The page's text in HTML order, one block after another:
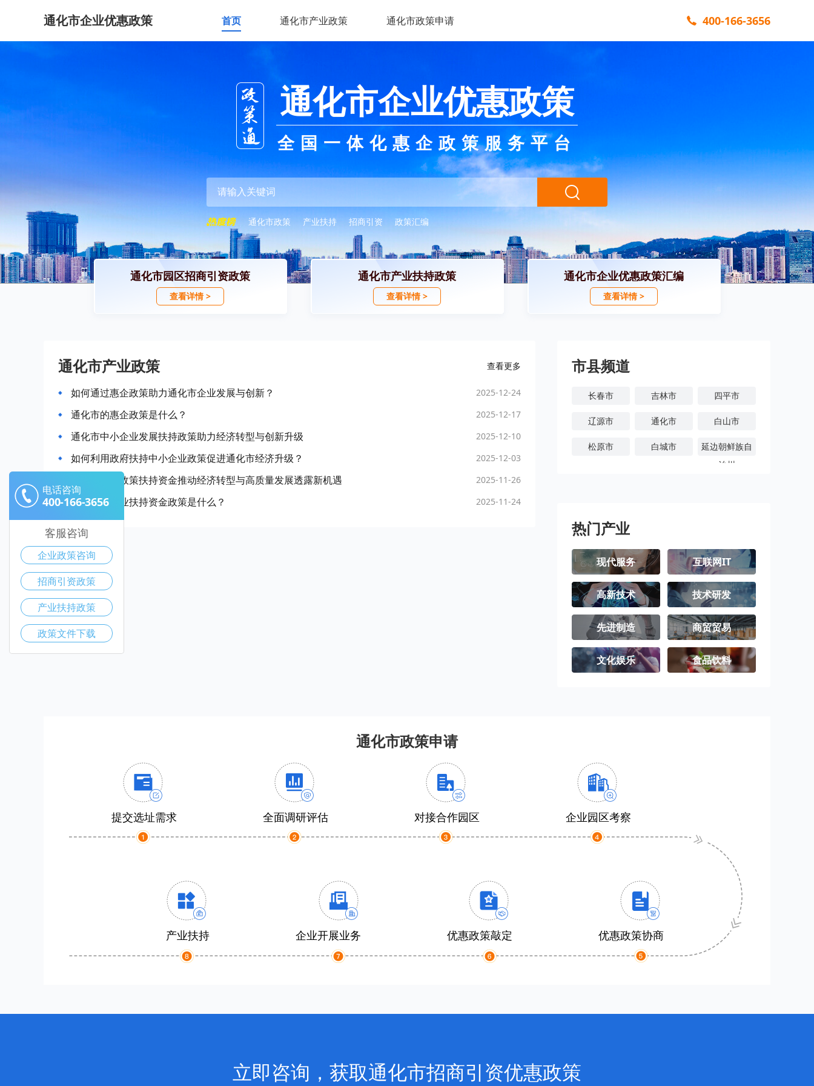
通化市企业优惠政策 首页 通化市产业政策 通化市政策申请 400-166-3656
通化市企业优惠政策
全国一体化惠企政策服务平台
通化市政策 产业扶持 招商引资 政策汇编
通化市园区招商引资政策
查看详情 >
通化市产业扶持政策
查看详情 >
通化市企业优惠政策汇编
查看详情 >
通化市产业政策 查看更多
如何通过惠企政策助力通化市企业发展与创新？ 2025-12-24
通化市的惠企政策是什么？ 2025-12-17
通化市中小企业发展扶持政策助力经济转型与创新升级 2025-12-10
如何利用政府扶持中小企业政策促进通化市经济升级？ 2025-12-03
通化市企业政策扶持资金推动经济转型与高质量发展透露新机遇 2025-11-26
通化市的企业扶持资金政策是什么？ 2025-11-24
市县频道
长春市 吉林市 四平市
辽源市 通化市 白山市
松原市 白城市
延边朝鲜族自
治州
热门产业
现代服务 互联网IT
高新技术 技术研发
先进制造 商贸贸易
文化娱乐 食品饮料
通化市政策申请
提交选址需求 全面调研评估 对接合作园区 企业园区考察
产业扶持 企业开展业务 优惠政策敲定 优惠政策协商
电话咨询
400-166-3656
客服咨询
企业政策咨询
招商引资政策
产业扶持政策
政策文件下载
立即咨询，获取通化市招商引资优惠政策